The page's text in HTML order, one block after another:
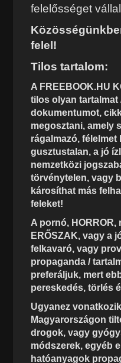
felelősséget
felel!
Tilos tartalom:
A FREEBOOK.HU
tilos olyan tartalmat
dokumentumot,
megosztani, amely
rágalmazó,
gusztustalan, a jó
nemzetközi
törvénytelen, vagy
károsíthat más
feleket!
A pornó, HORROR,
ERŐSZAK, vagy a
felkavaró, vagy
propaganda /
preferáljuk, mert
pereskedés, törlés
Ugyanez
Magyarországon
drogok, vagy
módszerek, egyéb
hatóanyagok